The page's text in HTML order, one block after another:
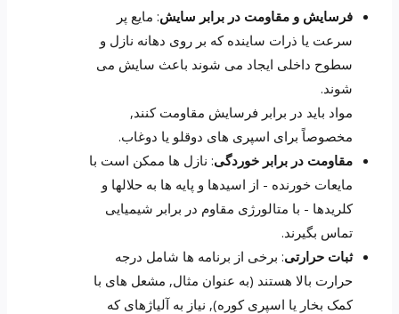
فرسایش و مقاومت در برابر سایش: مایع پر
سرعت یا ذرات ساینده که بر روی دهانه نازل و
سطوح داخلی ایجاد می شوند باعث سایش می
شوند.
مواد باید در برابر فرسایش مقاومت کنند,
مخصوصاً برای اسپری های دوقلو یا دوغاب.
مقاومت در برابر خوردگی: نازل ها ممکن است با
مایعات خورنده - از اسیدها و پایه ها به حلالها و
کلریدها - با متالورژی مقاوم در برابر شیمیایی
تماس بگیرند.
ثبات حرارتی: برخی از برنامه ها شامل درجه
حرارت بالا هستند (به عنوان مثال, مشعل های با
کمک بخار یا اسپری کوره), نیاز به آلیاژهای که